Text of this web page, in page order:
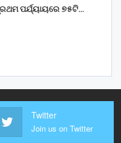
ପର୍ଯ୍ୟାୟରେ ୭୫ଟି…
Twitter
Join us on Twitter